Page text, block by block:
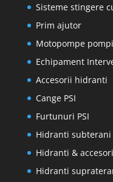
Sisteme stingere
Prim ajutor
Motopompe
Echipament
Accesorii hidranti
Cange PSI
Furtunuri PSI
Hidranti subterani
Hidranti &
Hidranti